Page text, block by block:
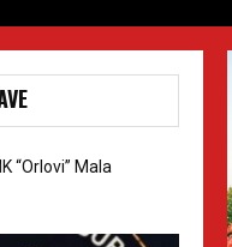
“Orlovi” Mala